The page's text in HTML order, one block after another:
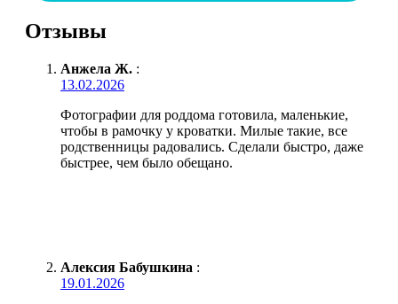
Отзывы
Анжела Ж. :
13.02.2026
Фотографии для роддома готовила, маленькие,
чтобы в рамочку у кроватки. Милые такие, все
родственницы радовались. Сделали быстро, даже
быстрее, чем было обещано.
Алексия Бабушкина :
19.01.2026